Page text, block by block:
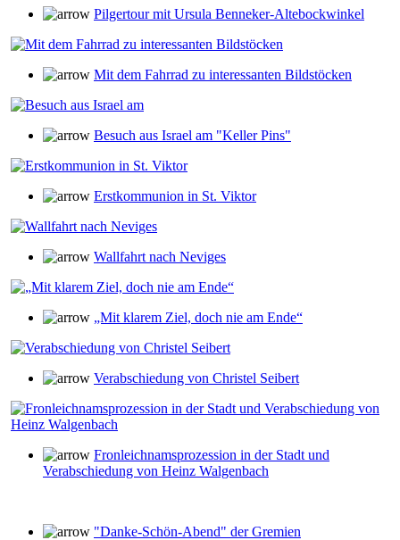
Pilgertour mit Ursula Benneker-Altebockwinkel
Mit dem Fahrrad zu interessanten Bildstöcken
Besuch aus Israel am "Keller Pins"
Erstkommunion in St. Viktor
Wallfahrt nach Neviges
„Mit klarem Ziel, doch nie am Ende“
Verabschiedung von Christel Seibert
Fronleichnamsprozession in der Stadt und
Verabschiedung von Heinz Walgenbach
"Danke-Schön-Abend" der Gremien